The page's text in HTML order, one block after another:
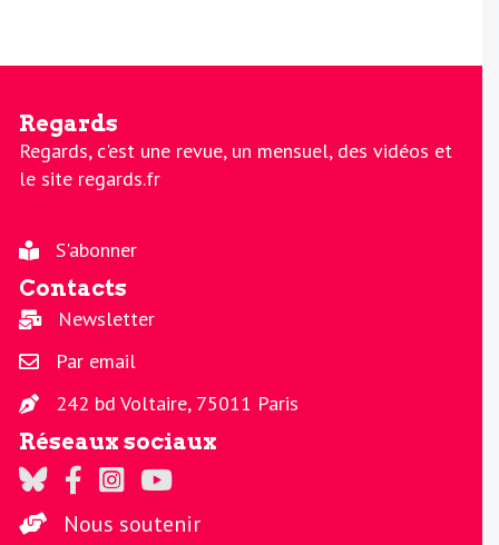
Regards
Regards, c'est une revue, un mensuel, des vidéos et
le site regards.fr
S'abonner
Contacts
Newsletter
Par email
242 bd Voltaire, 75011 Paris
Réseaux sociaux
Regards sur Twitter
Regards sur Facebook
Regards sur Instagram
La chaine Regards sur Youtube
Nous soutenir